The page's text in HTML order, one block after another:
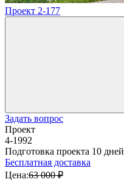
Проект 2-177
Задать вопрос
Проект
4-1992
Подготовка проекта 10 дней
Бесплатная доставка
Цена:63 000 ₽